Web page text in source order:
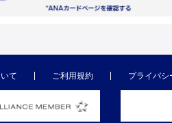
て ご利用規約 プライバシ